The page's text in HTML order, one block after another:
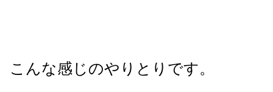
こんな感じのやりとりです。